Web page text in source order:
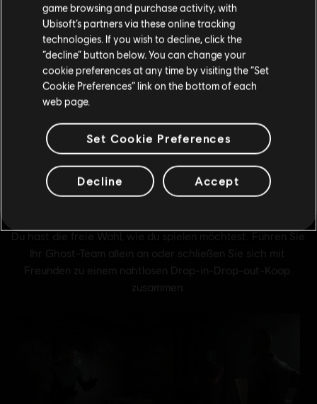
mehr anzeigen
deinen lokalen Ubisoft Store.
Im aktuellen Store bleiben
ZUM LOKALEN STORE WECHSELN
game browsing and purchase activity, with
Ubisoft’s partners via these online tracking
technologies. If you wish to decline, click the
“decline” button below. You can change your
cookie preferences at any time by visiting the “Set
Cookie Preferences” link on the bottom of each
web page.
Set Cookie Preferences
Decline Accept